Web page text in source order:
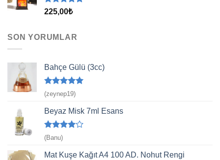
5 üzerinden
225,00₺
SON YORUMLAR
Bahçe Gülü (3cc)
5 üzerinden
5
oy aldı
(zeynep19)
Beyaz Misk 7ml Esans
5
üzerinden
4oy aldı
(Banu)
Mat Kuşe Kağıt A4 100 AD. Nohut Rengi